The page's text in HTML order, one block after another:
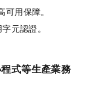
用保障。
元認證。
式等生產業務